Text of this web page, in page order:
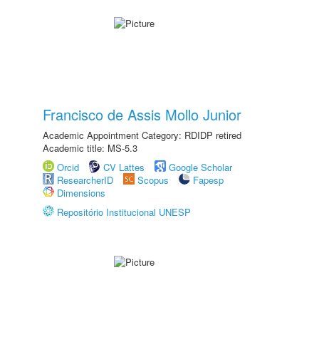
Francisco de Assis Mollo Junior
Academic Appointment Category: RDIDP retired
Academic title: MS-5.3
Orcid
CV Lattes
Google Scholar
ResearcherID
Scopus
Fapesp
Dimensions
Repositório Institucional UNESP